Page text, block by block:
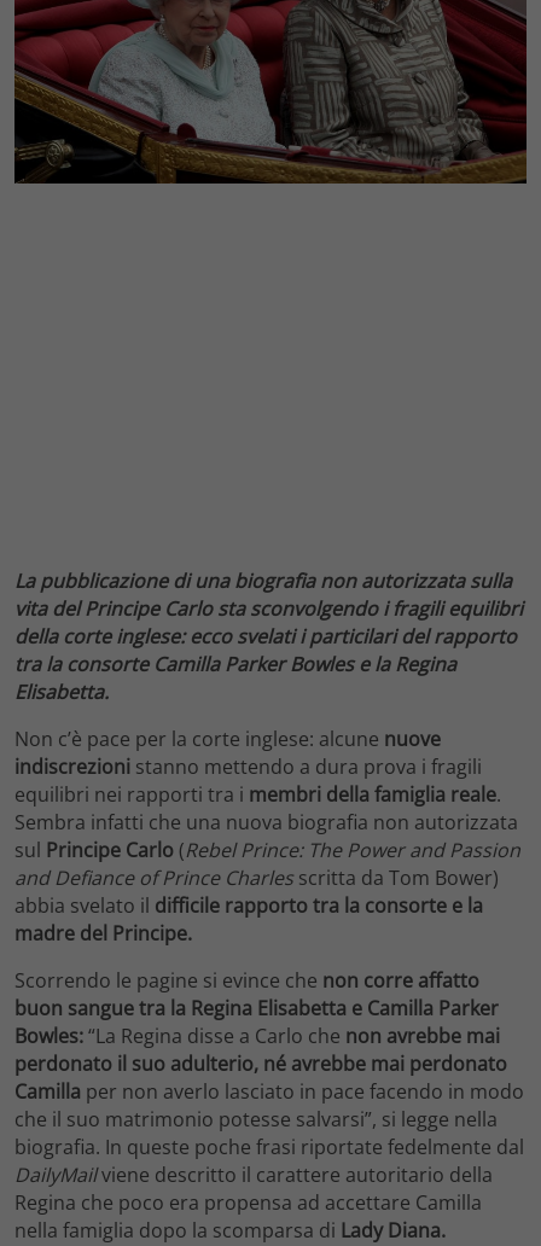
La pubblicazione di una biografia non autorizzata sulla
vita del Principe Carlo sta sconvolgendo i fragili equilibri
della corte inglese: ecco svelati i particilari del rapporto
tra la consorte Camilla Parker Bowles e la Regina
Elisabetta.
Non c’è pace per la corte inglese: alcune nuove
indiscrezioni stanno mettendo a dura prova i fragili
equilibri nei rapporti tra i membri della famiglia reale.
Sembra infatti che una nuova biografia non autorizzata
sul Principe Carlo(Rebel Prince: The Power and Passion
and Defiance of Prince Charles scritta da Tom Bower)
abbia svelato il difficile rapporto tra la consorte e la
madre del Principe.
Scorrendo le pagine si evince che non corre affatto
buon sangue tra la Regina Elisabetta e Camilla Parker
Bowles:“La Regina disse a Carlo che non avrebbe mai
perdonato il suo adulterio, né avrebbe mai perdonato
Camilla per non averlo lasciato in pace facendo in modo
che il suo matrimonio potesse salvarsi”, si legge nella
biografia. In queste poche frasi riportate fedelmente dal
DailyMailviene descritto il carattere autoritario della
Regina che poco era propensa ad accettare Camilla
nella famiglia dopo la scomparsa di Lady Diana.